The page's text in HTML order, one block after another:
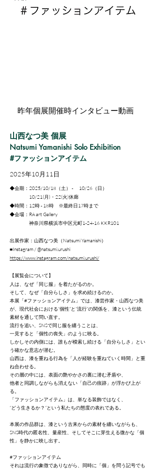
昨年個展開催時インタビュー動画
山西なつ美 個展
Natsumi Yamanishi Solo Exhibition
#ファッションアイテム
2025年10月11日
◆会期：2025/10/18（土） - 10/26（日）
10/21(月)・22(火)休廊
◆時間：12時 - 18時 ※最終日17時まで
◆会場：RA art Gallery
神奈川県横浜市中区元町1-24-16 KKR101
出展作家：山西なつ美（Natsumi Yamanishi）
■Instagram / @natsumi.urushi
https://www.instagram.com/natsumi.urushi/​
【展覧会について】
人は、なぜ「同じ服」を着たがるのか。
そして、なぜ「自分らしさ」を求め続けるのか。
本展「#ファッションアイテム」では、漆芸作家・山西なつ美
が、現代社会における“個性”と“流行”の関係を、漆という伝統
素材を通して問い直す。
流行を追い、SNSで同じ服を纏うことは、
一見すると「個性の喪失」のように映る。
しかしその内側には、誰もが模索し続ける「自分らしさ」とい
う確かな意志が潜む。
山西は、漆を重ねる行為を「人が経験を重ねていく時間」と重
ね合わせる。
その層の中には、表面の艶やかさの裏に潜む矛盾や、
他者と同調しながらも消えない「自己の痕跡」が浮かび上が
る。
「ファッションアイテム」は、単なる装飾ではなく、
“どう生きるか？”という私たちの態度の表れである。
本展の作品群は、漆という古来からの素材を纏いながらも、
SNS時代の匿名性、量産性、そしてそこに芽生える微かな「個
性」を静かに映し出す。
#ファッションアイテム
それは流行の象徴でありながら、同時に「個」を問う記号でも